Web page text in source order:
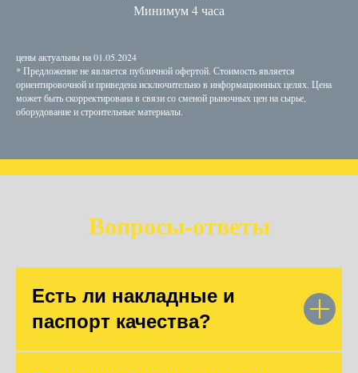
Минимум 4 часа
цены актуальны на 01.05.2024
* Предложение не является публичной офертой. Стоимость является
ориентировочной и приведена исключительно в информационных целях. Цена
может быть скорректирована в связи со сменой рыночных цен на сырье,
оборудование и строительные материалы.
Вопросы-ответы
Есть ли накладные и
паспорт качества?